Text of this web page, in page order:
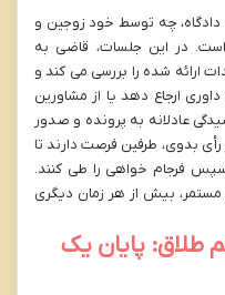
چه توسط خود زوجین و
در این جلسات، قاضی به
ارائه شده را بررسی می کند و
ارجاع دهد یا از مشاورین
عادلانه به پرونده و صدور
بدوی، طرفین فرصت دارند تا
فرجام خواهی را طی کنند.
بیش از هر زمان دیگری
پایان یک